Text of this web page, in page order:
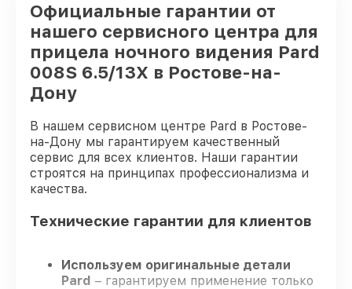
Официальные гарантии от
нашего сервисного центра для
прицела ночного видения Pard
008S 6.5/13X в Ростове-на-
Дону
В нашем сервисном центре Pard в Ростове-
на-Дону мы гарантируем качественный
сервис для всех клиентов. Наши гарантии
строятся на принципах профессионализма и
качества.
Технические гарантии для клиентов
Используем оригинальные детали
Pard – гарантируем применение только